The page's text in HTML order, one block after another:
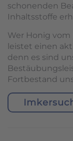
schonenden
Inhaltsstoffe
Wer Honig
leistet einen
denn es sind
Fortbestand